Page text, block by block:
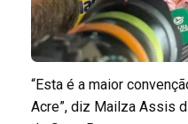
“Esta é a maior
Acre”, diz Mailza Assis